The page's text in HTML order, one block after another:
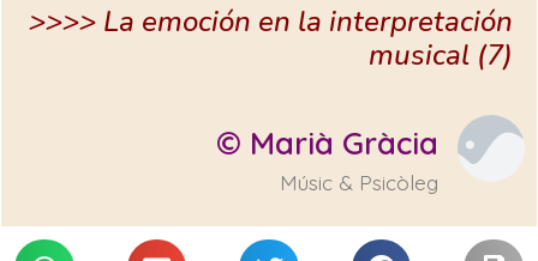
>>>> La emoción en la interpretación
musical (7)
© Marià Gràcia
Músic & Psicòleg